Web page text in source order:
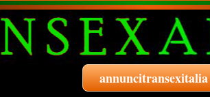
annuncitransexitalia